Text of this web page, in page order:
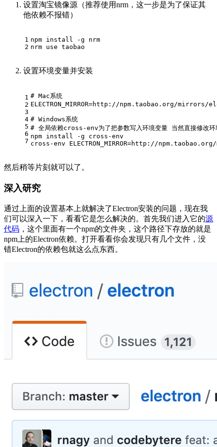
设置淘宝镜像源（推荐使用nrm，这一步是为了保证其
他依赖不报错）
1
2
npm install -g nrm
nrm use taobao
设置环境变量并安装
1
2
3
4
5
6
7
# Mac系统
ELECTRON_MIRROR=http://npm.taobao.org/
# Windows系统
# 全局依赖cross-env为了把参数写入环境变量 当然直接修改环
npm install -g cross-env
cross-env ELECTRON_MIRROR=http://
然后稍等片刻就可以了。
深入研究
通过上面的设置基本上就解决了Electron安装的问题，现在我
们可以深入一下，看看它是怎么解决的。首先我们进入它的源
代码 ，这个里面有一个npm的文件夹，这个路径下存放的就是
npm上的Electron依赖。打开看看你会发现只有几个文件，没
错Electron的依赖包就这么点东西。